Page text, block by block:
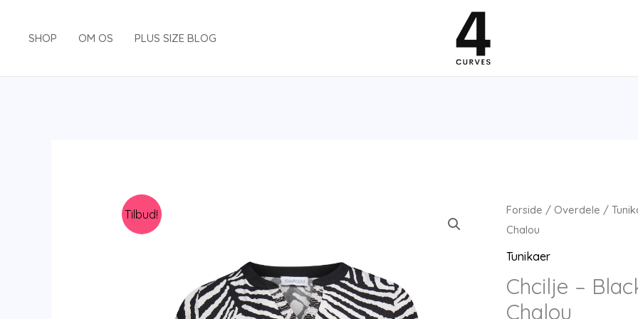
SHOP OM OS PLUS SIZE BLOG
Tilbud! Forside / Overdele /
Chalou
Tunikaer
Chcilje –
Chalou